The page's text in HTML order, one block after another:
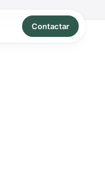
Contactar